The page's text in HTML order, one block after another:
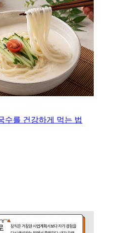
수를 건강하게 먹는 법